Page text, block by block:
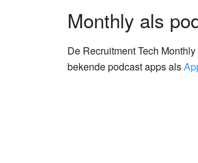
Monthly als
De Recruitment Tech
bekende podcast apps als